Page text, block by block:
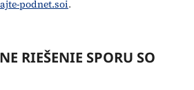
podnet.soi.
RIEŠENIE SPORU SO